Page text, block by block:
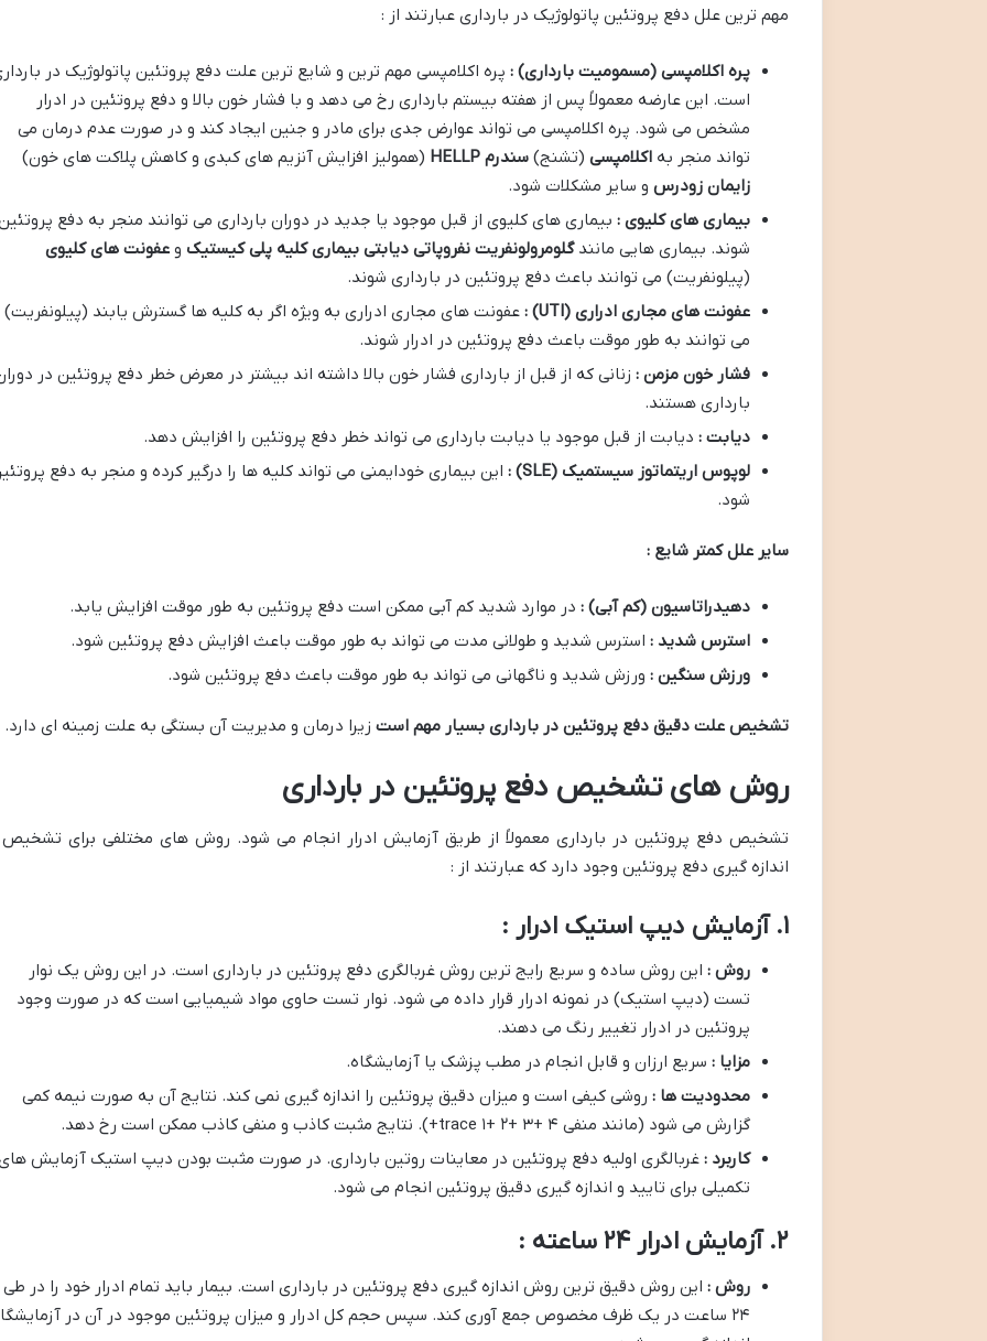
مهم ترین علل دفع پروتئین پاتولوژیک در بارداری عبارتند از :
پره اکلامپسی (مسمومیت بارداری) : پره اکلامپسی مهم ترین و شایع ترین علت دفع پروتئین پاتولوژیک در
است. این عارضه معمولاً پس از هفته بیستم بارداری رخ می دهد و با فشار خون بالا و دفع پروتئین در ادرار
مشخص می شود. پره اکلامپسی می تواند عوارض جدی برای مادر و جنین ایجاد کند و در صورت عدم درمان می
تواند منجر بهاکلامپسی (تشنج)سندرم HELLP
(همولیز افزایش آنزیم های کبدی و کاهش پلاکت های خون)
زایمان زودرس و سایر مشکلات شود.
بیماری های کلیوی : بیماری های کلیوی از قبل موجود یا جدید در دوران بارداری می توانند منجر به دفع
شوند. بیماری هایی مانندگلومرولونفریت نفروپاتی دیابتی بیماری کلیه پلی کیستیک وعفونت های کلیوی
(پیلونفریت) می توانند باعث دفع پروتئین در بارداری شوند.
عفونت های مجاری ادراری (UTI)
:عفونت های مجاری ادراری به ویژه اگر به کلیه ها گسترش یابند (پیلونفریت)
می توانند به طور موقت باعث دفع پروتئین در ادرار شوند.
فشار خون مزمن : زنانی که از قبل از بارداری فشار خون بالا داشته اند بیشتر در معرض خطر دفع پروتئین در
بارداری هستند.
دیابت : دیابت از قبل موجود یا دیابت بارداری می تواند خطر دفع پروتئین را افزایش دهد.
لوپوس اریتماتوز سیستمیک (SLE)
: این بیماری خودایمنی می تواند کلیه ها را درگیر کرده و منجر به دفع
شود.
سایر علل کمتر شایع :
دهیدراتاسیون (کم آبی) : در موارد شدید کم آبی ممکن است دفع پروتئین به طور موقت افزایش یابد.
استرس شدید : استرس شدید و طولانی مدت می تواند به طور موقت باعث افزایش دفع پروتئین شود.
ورزش سنگین : ورزش شدید و ناگهانی می تواند به طور موقت باعث دفع پروتئین شود.
تشخیص علت دقیق دفع پروتئین در بارداری بسیار مهم است زیرا درمان و مدیریت آن بستگی به علت زمینه ای دارد.
روش های تشخیص دفع پروتئین در بارداری
تشخیص دفع پروتئین در بارداری معمولاً از طریق آزمایش ادرار انجام می شود. روش های مختلفی برای
اندازه گیری دفع پروتئین وجود دارد که عبارتند از :
۱. آزمایش دیپ استیک ادرار :
روش : این روش ساده و سریع رایج ترین روش غربالگری دفع پروتئین در بارداری است. در این روش یک نوار
تست (دیپ استیک) در نمونه ادرار قرار داده می شود. نوار تست حاوی مواد شیمیایی است که در صورت وجود
پروتئین در ادرار تغییر رنگ می دهند.
مزایا : سریع ارزان و قابل انجام در مطب پزشک یا آزمایشگاه.
محدودیت ها : روشی کیفی است و میزان دقیق پروتئین را اندازه گیری نمی کند. نتایج آن به صورت نیمه کمی
گزارش می شود (مانند منفی trace ۱+ ۲+ ۳+ ۴+). نتایج مثبت کاذب و منفی کاذب ممکن است رخ دهد.
کاربرد :غربالگری اولیه دفع پروتئین در معاینات روتین بارداری. در صورت مثبت بودن دیپ استیک آزمایش
تکمیلی برای تایید و اندازه گیری دقیق پروتئین انجام می شود.
۲. آزمایش ادرار ۲۴ ساعته :
روش : این روش دقیق ترین روش اندازه گیری دفع پروتئین در بارداری است. بیمار باید تمام ادرار خود را در طی
۲۴ ساعت در یک ظرف مخصوص جمع آوری کند. سپس حجم کل ادرار و میزان پروتئین موجود در آن در